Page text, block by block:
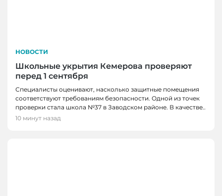
НОВОСТИ
Школьные укрытия Кемерова проверяют
перед 1 сентября
Специалисты оценивают, насколько защитные помещения
соответствуют требованиям безопасности. Одной из точек
проверки стала школа №37 в Заводском районе. В качестве..
10 минут назад